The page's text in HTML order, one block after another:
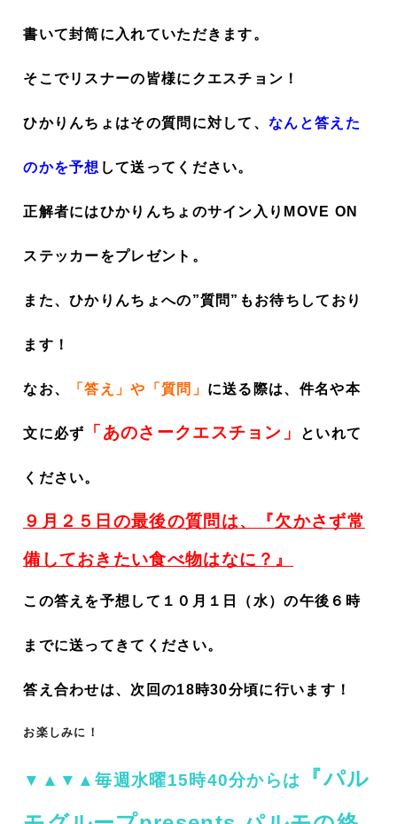
書いて封筒に入れていただきます。
そこでリスナーの皆様にクエスチョン！
ひかりんちょはその質問に対して、なんと答えた
のかを予想 して送ってください。
正解者にはひかりんちょのサイン入りMOVE ON
ステッカーをプレゼント。
また、ひかりんちょへの”質問”もお待ちしており
ます！
なお、 「答え」や「質問」 に送る際は、件名や本
文に必ず 「あのさークエスチョン」 といれて
ください。
９月２５日の最後の質問は、『欠かさず常
備しておきたい食べ物はなに？ 』
この答えを予想して１０月１日（水）の午後６時
までに送ってきてください。
答え合わせは、次回の18時30分頃に行います！
お楽しみに！
▼▲▼▲毎週水曜15時40分からは
『パル